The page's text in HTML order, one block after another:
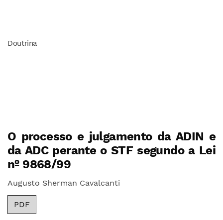
Doutrina
O processo e julgamento da ADIN e
da ADC perante o STF segundo a Lei
nº 9868/99
Augusto Sherman Cavalcanti
PDF